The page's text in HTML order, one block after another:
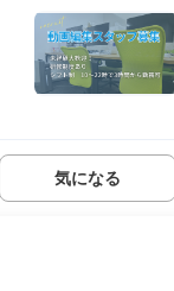
気になる